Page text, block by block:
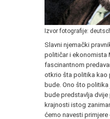
Izvor fotografije:
Slavni njemački
političar i ekonomista
fascinantnom
otkrio šta politika kao
bude. Ono što
bude predstavlja
krajnosti istog
ćemo navesti